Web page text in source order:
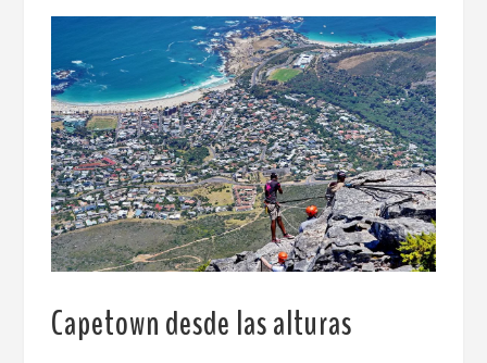
Capetown desde las alturas